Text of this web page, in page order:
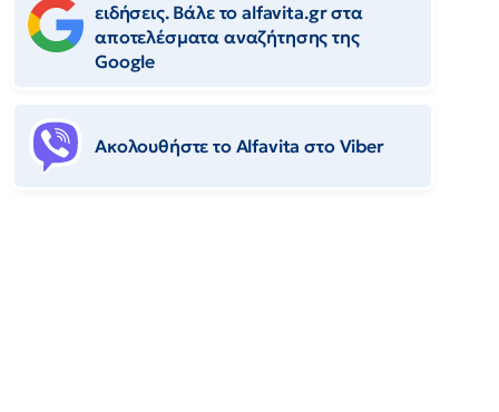
ειδήσεις. Βάλε το alfavita.gr στα
αποτελέσματα αναζήτησης της
Google
Ακολουθήστε το Αlfavita στο Viber